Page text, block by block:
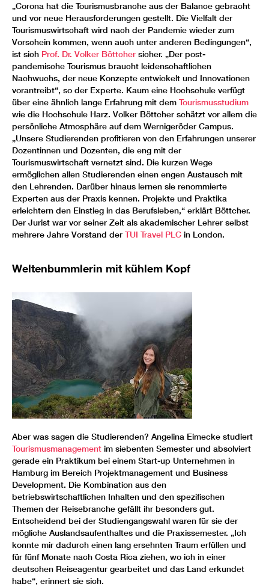
„Corona hat die Tourismusbranche aus der Balance gebracht
und vor neue Herausforderungen gestellt. Die Vielfalt der
Tourismuswirtschaft wird nach der Pandemie wieder zum
Vorschein kommen, wenn auch unter anderen Bedingungen“,
ist sich Prof. Dr. Volker Böttcher sicher. „Der post-
pandemische Tourismus braucht leidenschaftlichen
Nachwuchs, der neue Konzepte entwickelt und Innovationen
vorantreibt“, so der Experte. Kaum eine Hochschule verfügt
über eine ähnlich lange Erfahrung mit dem Tourismusstudium
wie die Hochschule Harz. Volker Böttcher schätzt vor allem die
persönliche Atmosphäre auf dem Wernigeröder Campus.
„Unsere Studierenden profitieren von den Erfahrungen unserer
Dozentinnen und Dozenten, die eng mit der
Tourismuswirtschaft vernetzt sind. Die kurzen Wege
ermöglichen allen Studierenden einen engen Austausch mit
den Lehrenden. Darüber hinaus lernen sie renommierte
Experten aus der Praxis kennen. Projekte und Praktika
erleichtern den Einstieg in das Berufsleben,“ erklärt Böttcher.
Der Jurist war vor seiner Zeit als akademischer Lehrer selbst
mehrere Jahre Vorstand der TUI Travel PLC in London.
Weltenbummlerin mit kühlem Kopf
Aber was sagen die Studierenden? Angelina Eimecke studiert
Tourismusmanagement im siebenten Semester und absolviert
gerade ein Praktikum bei einem Start-up Unternehmen in
Hamburg im Bereich Projektmanagement und Business
Development. Die Kombination aus den
betriebswirtschaftlichen Inhalten und den spezifischen
Themen der Reisebranche gefällt ihr besonders gut.
Entscheidend bei der Studiengangswahl waren für sie der
mögliche Auslandsaufenthaltes und die Praxissemester. „Ich
konnte mir dadurch einen lang ersehnten Traum erfüllen und
für fünf Monate nach Costa Rica ziehen, wo ich in einer
deutschen Reiseagentur gearbeitet und das Land erkundet
habe“, erinnert sie sich.